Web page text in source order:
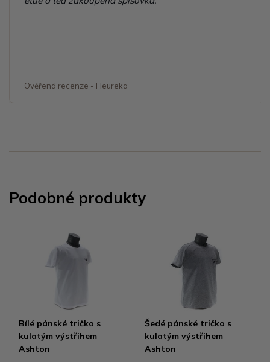
Ověřená recenze - Heureka
Podobné produkty
Bílé pánské tričko s
kulatým výstřihem
Ashton
Šedé pánské tričko s
kulatým výstřihem
Ashton